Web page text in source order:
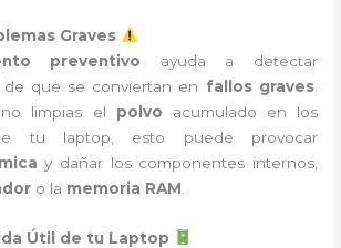
Graves
preventivo ayuda a detectar
de que se conviertan en fallos graves.
limpias el polvo acumulado en los
tu laptop, esto puede provocar
y dañar los componentes internos,
o la memoria RAM
Útil de tu Laptop